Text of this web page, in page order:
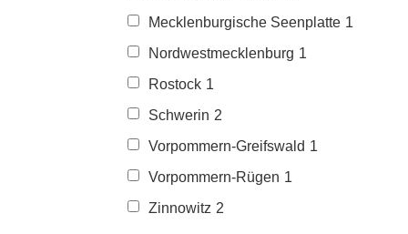
Mecklenburgische Seenplatte 1
Nordwestmecklenburg 1
Rostock 1
Schwerin 2
Vorpommern-Greifswald 1
Vorpommern-Rügen 1
Zinnowitz 2